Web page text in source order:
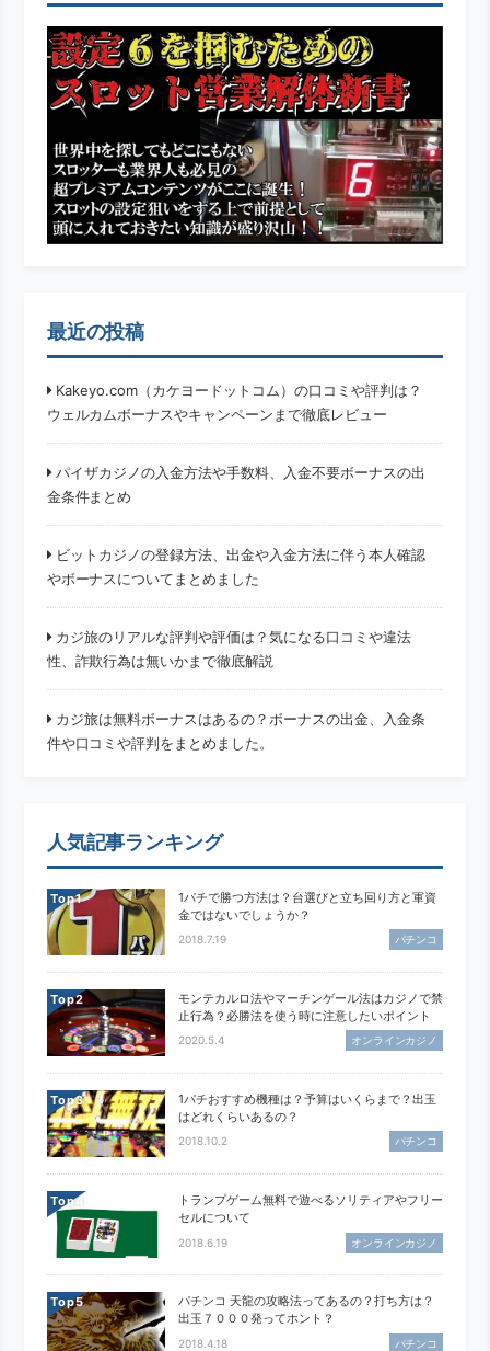
最近の投稿
Kakeyo.com（カケヨードットコム）の口コミや評判は？
ウェルカムボーナスやキャンペーンまで徹底レビュー
パイザカジノの入金方法や手数料、入金不要ボーナスの出
金条件まとめ
ビットカジノの登録方法、出金や入金方法に伴う本人確認
やボーナスについてまとめました
カジ旅のリアルな評判や評価は？気になる口コミや違法
性、詐欺行為は無いかまで徹底解説
カジ旅は無料ボーナスはあるの？ボーナスの出金、入金条
件や口コミや評判をまとめました。
人気記事ランキング
Top
1パチで勝つ方法は？台選びと立ち回り方と軍資
金ではないでしょうか？
2018.7.19 パチンコ
Top
モンテカルロ法やマーチンゲール法はカジノで禁
止行為？必勝法を使う時に注意したいポイント
2020.5.4 オンラインカジノ
Top
1パチおすすめ機種は？予算はいくらまで？出玉
はどれくらいあるの？
2018.10.2 パチンコ
Top
トランプゲーム無料で遊べるソリティアやフリー
セルについて
2018.6.19 オンラインカジノ
Top
パチンコ 天龍の攻略法ってあるの？打ち方は？
出玉７０００発ってホント？
2018.4.18 パチンコ